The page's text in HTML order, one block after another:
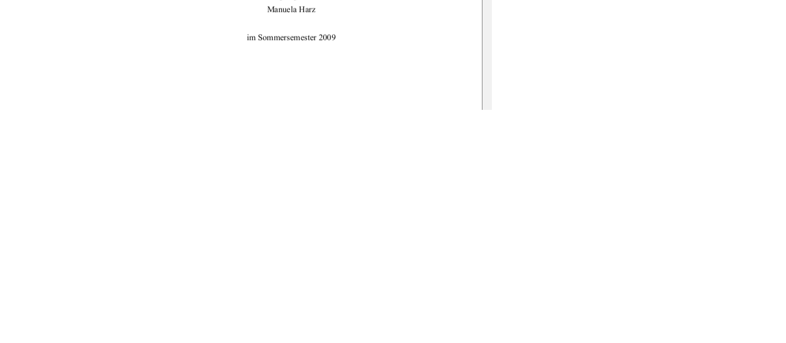
Manuela Harz
im Sommersemester 2009